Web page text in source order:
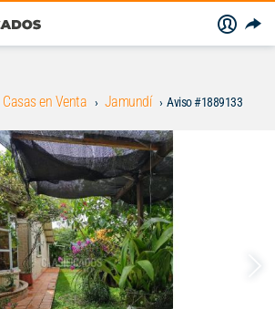
Casas en Venta Jamundí Aviso #1889133